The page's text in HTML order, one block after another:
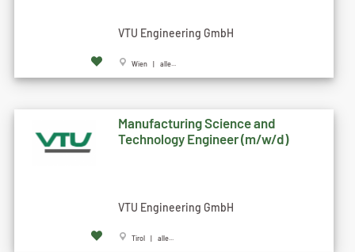
VTU Engineering GmbH
Wien | alle...
Manufacturing Science and
Technology Engineer (m/w/d)
VTU Engineering GmbH
Tirol | alle...